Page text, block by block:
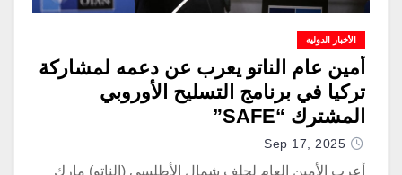
الأخبار الدولية
أمين عام الناتو يعرب عن دعمه لمشاركة
تركيا في برنامج التسليح الأوروبي
المشترك “SAFE”
Sep 17, 2025
أعرب الأمين العام لحلف شمال الأطلسي (الناتو) مارك